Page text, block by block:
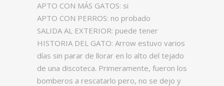
APTO CON MÁS GATOS: si
APTO CON PERROS: no probado
SALIDA AL EXTERIOR: puede tener
HISTORIA DEL GATO: Arrow estuvo varios
días sin parar de llorar en lo alto del tejado
de una discoteca. Primeramente, fueron los
bomberos a rescatarlo pero, no se dejo y